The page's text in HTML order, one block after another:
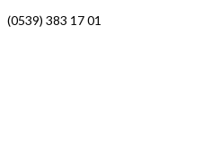
(0539) 383 17 01